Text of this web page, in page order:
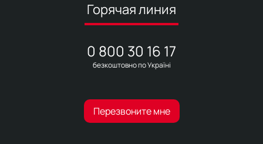
Горячая линия
0 800 30 16 17
безкоштовно по Україні
Перезвоните мне